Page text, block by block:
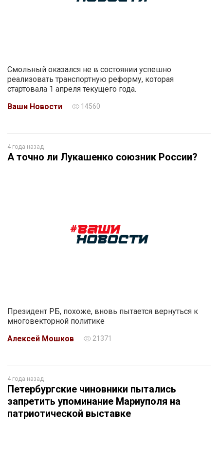
Смольный оказался не в состоянии успешно
реализовать транспортную реформу, которая
стартовала 1 апреля текущего года.
Ваши Новости
14560
4 года назад
А точно ли Лукашенко союзник России?
Президент РБ, похоже, вновь пытается вернуться к
многовекторной политике
Алексей Мошков
21371
4 года назад
Петербургские чиновники пытались
запретить упоминание Мариуполя на
патриотической выставке